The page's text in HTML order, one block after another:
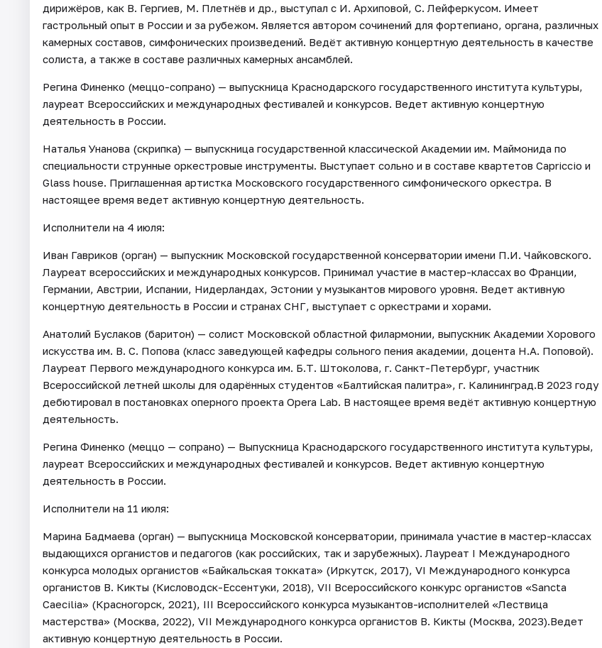
дирижёров, как В. Гергиев, М. Плетнёв и др., выступал с И. Архиповой, С. Лейферкусом. Имеет
гастрольный опыт в России и за рубежом. Является автором сочинений для фортепиано, органа, различных
камерных составов, симфонических произведений. Ведёт активную концертную деятельность в качестве
солиста, а также в составе различных камерных ансамблей.
Регина Финенко (меццо-сопрано) — выпускница Краснодарского государственного института культуры,
лауреат Всероссийских и международных фестивалей и конкурсов. Ведет активную концертную
деятельность в России.
Наталья Унанова (скрипка) — выпускница государственной классической Академии им. Маймонида по
специальности струнные оркестровые инструменты. Выступает сольно и в составе квартетов Capriccio и
Glass house. Приглашенная артистка Московского государственного симфонического оркестра. В
настоящее время ведет активную концертную деятельность.
Исполнители на 4 июля:
Иван Гавриков (орган) — выпускник Московской государственной консерватории имени П.И. Чайковского.
Лауреат всероссийских и международных конкурсов. Принимал участие в мастер-классах во Франции,
Германии, Австрии, Испании, Нидерландах, Эстонии у музыкантов мирового уровня. Ведет активную
концертную деятельность в России и странах СНГ, выступает с оркестрами и хорами.
Анатолий Буслаков (баритон) — солист Московской областной филармонии, выпускник Академии Хорового
искусства им. В. С. Попова (класс заведующей кафедры сольного пения академии, доцента Н.А. Поповой).
Лауреат Первого международного конкурса им. Б.Т. Штоколова, г. Санкт-Петербург, участник
Всероссийской летней школы для одарённых студентов «Балтийская палитра», г. Калининград.В 2023 году
дебютировал в постановках оперного проекта Opera Lab. В настоящее время ведёт активную концертную
деятельность.
Регина Финенко (меццо — сопрано) — Выпускница Краснодарского государственного института культуры,
лауреат Всероссийских и международных фестивалей и конкурсов. Ведет активную концертную
деятельность в России.
Исполнители на 11 июля:
Марина Бадмаева (орган) — выпускница Московской консерватории, принимала участие в мастер-классах
выдающихся органистов и педагогов (как российских, так и зарубежных). Лауреат I Международного
конкурса молодых органистов «Байкальская токката» (Иркутск, 2017), VI Международного конкурса
органистов В. Кикты (Кисловодск-Ессентуки, 2018), VII Всероссийского конкурс органистов «Sancta
Caecilia» (Красногорск, 2021), III Всероссийского конкурса музыкантов-исполнителей «Лествица
мастерства» (Москва, 2022), VII Международного конкурса органистов В. Кикты (Москва, 2023).Ведет
активную концертную деятельность в России.